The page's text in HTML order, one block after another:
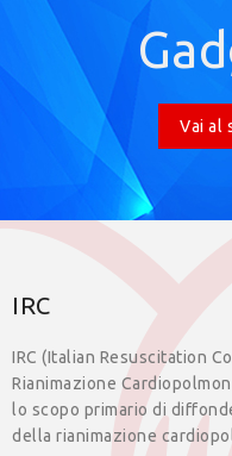
Vai al
IRC
IRC (Italian Resuscitation
Rianimazione
lo scopo primario di
della rianimazione